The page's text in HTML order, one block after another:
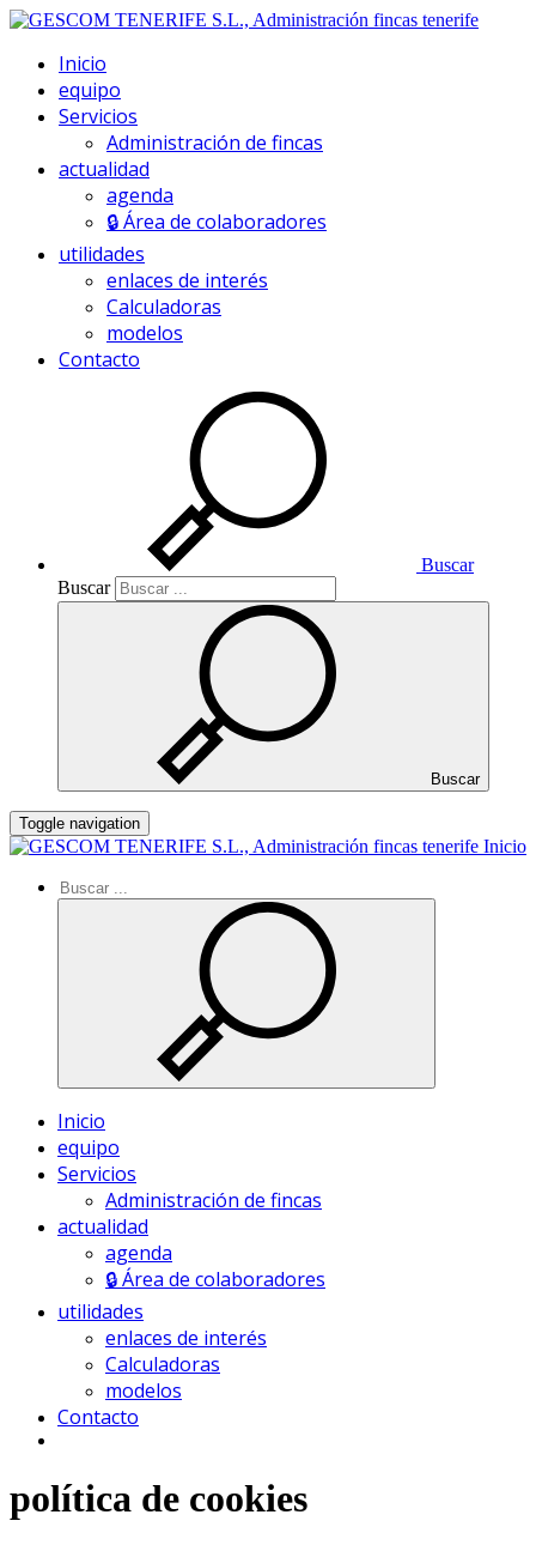
Inicio
equipo
Servicios
Administración de fincas
actualidad
agenda
🔒 Área de colaboradores
utilidades
enlaces de interés
Calculadoras
modelos
Contacto
Buscar
Buscar
Buscar
Toggle navigation
Inicio
Inicio
equipo
Servicios
Administración de fincas
actualidad
agenda
🔒 Área de colaboradores
utilidades
enlaces de interés
Calculadoras
modelos
Contacto
política de cookies